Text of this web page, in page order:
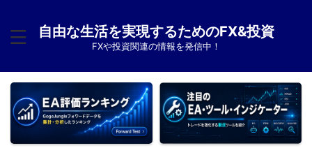
自由な生活を実現するためのFX&投資
FXや投資関連の情報を発信中！